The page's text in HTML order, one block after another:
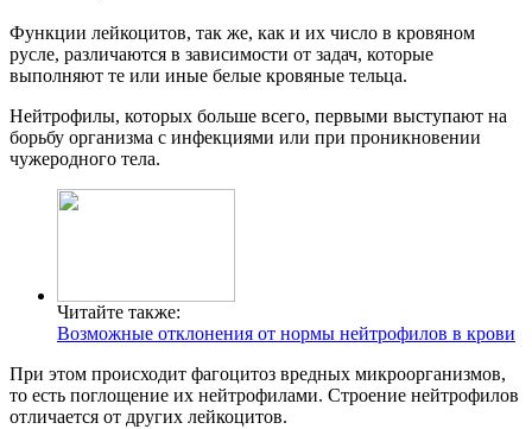
Функции лейкоцитов, так же, как и их число в кровяном
русле, различаются в зависимости от задач, которые
выполняют те или иные белые кровяные тельца.
Нейтрофилы, которых больше всего, первыми выступают на
борьбу организма с инфекциями или при проникновении
чужеродного тела.
Читайте также:
Возможные отклонения от нормы нейтрофилов в крови
При этом происходит фагоцитоз вредных микроорганизмов,
то есть поглощение их нейтрофилами. Строение нейтрофилов
отличается от других лейкоцитов.